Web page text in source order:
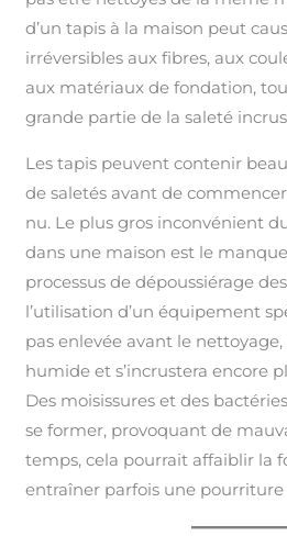
d’un tapis à la maison peut
irréversibles aux fibres, aux
aux matériaux de fondation,
grande partie de la saleté
Les tapis peuvent contenir
de saletés avant de
nu. Le plus gros inconvénient
dans une maison est le
processus de dépoussiérage
l’utilisation d’un équipement
pas enlevée avant le
humide et s’incrustera encore
Des moisissures et des
se former, provoquant de
temps, cela pourrait affaiblir la
entraîner parfois une pourriture